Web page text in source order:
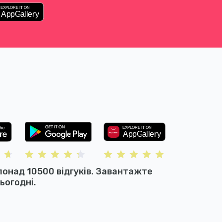
10500 відгуків. Завантажте